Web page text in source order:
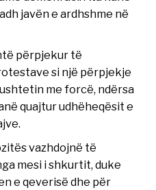
javën e ardhshme në
përpjekur të
si një përpjekje
me forcë, ndërsa
quajtur udhëheqësit e
vazhdojnë të
mesi i shkurtit, duke
e qeverisë dhe për